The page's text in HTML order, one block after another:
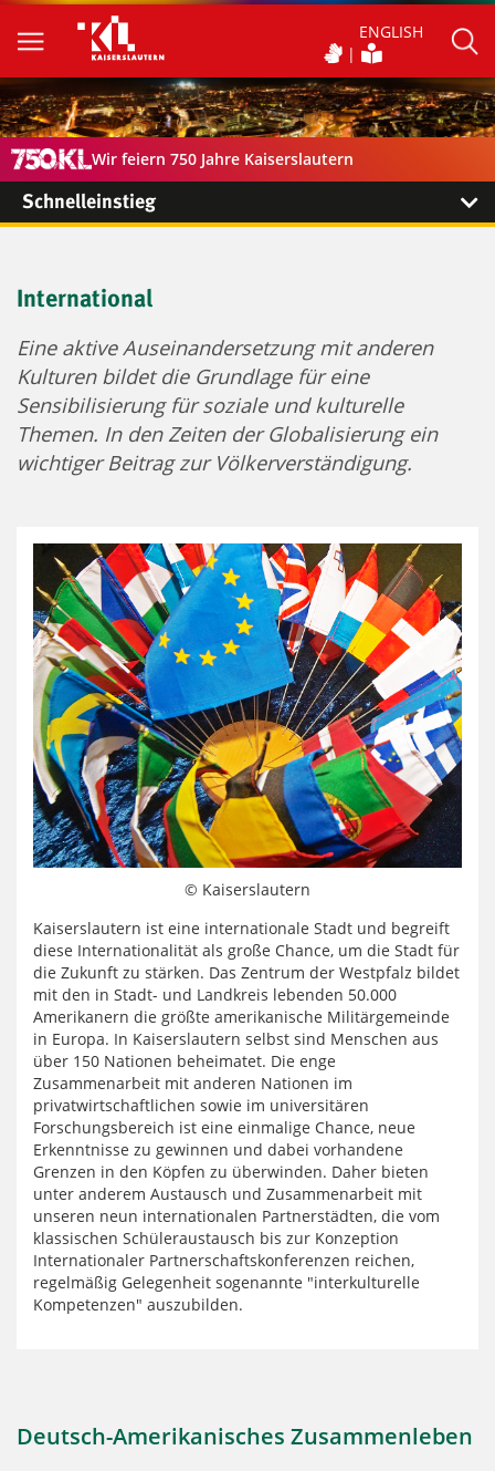
ENGLISH
Wir feiern 750 Jahre Kaiserslautern
Schnelleinstieg
International
Eine aktive Auseinandersetzung mit anderen
Kulturen bildet die Grundlage für eine
Sensibilisierung für soziale und kulturelle
Themen. In den Zeiten der Globalisierung ein
wichtiger Beitrag zur Völkerverständigung.
© Kaiserslautern
Kaiserslautern ist eine internationale Stadt und begreift
diese Internationalität als große Chance, um die Stadt für
die Zukunft zu stärken. Das Zentrum der Westpfalz bildet
mit den in Stadt- und Landkreis lebenden 50.000
Amerikanern die größte amerikanische Militärgemeinde
in Europa. In Kaiserslautern selbst sind Menschen aus
über 150 Nationen beheimatet. Die enge
Zusammenarbeit mit anderen Nationen im
privatwirtschaftlichen sowie im universitären
Forschungsbereich ist eine einmalige Chance, neue
Erkenntnisse zu gewinnen und dabei vorhandene
Grenzen in den Köpfen zu überwinden. Daher bieten
unter anderem Austausch und Zusammenarbeit mit
unseren neun internationalen Partnerstädten, die vom
klassischen Schüleraustausch bis zur Konzeption
Internationaler Partnerschaftskonferenzen reichen,
regelmäßig Gelegenheit sogenannte "interkulturelle
Kompetenzen" auszubilden.
Deutsch-Amerikanisches Zusammenleben